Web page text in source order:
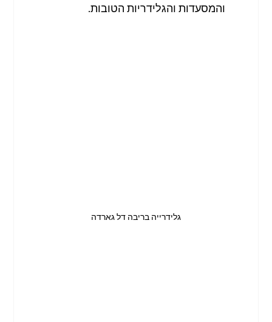
והמסעדות והגלידריות הטובות.
גלידרייה בריבה דל גארדה